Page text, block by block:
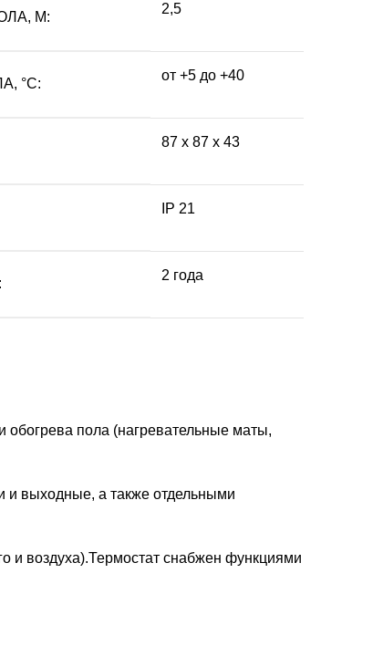
М:
2,5
°С:
от +5 до +40
87 х 87 х 43
IP 21
2 года
пола (нагревательные маты,
и выходные, а также отдельными
и воздуха).Термостат снабжен функциями